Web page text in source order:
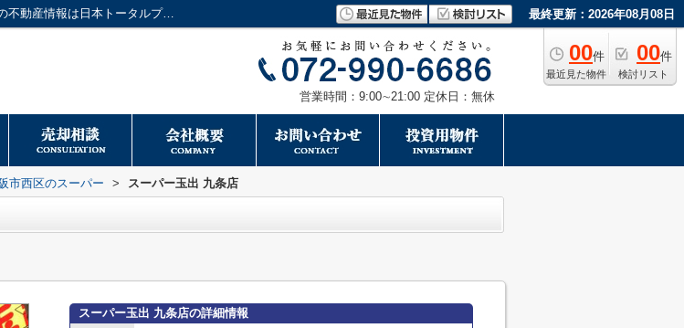
スーパー玉出 九条店情報ページ｜大阪市のマンションや戸建てなどの不動産情報は日本トータルプロデュースへ 最終更新：2026年08月08日
00件
最近見た物件
00件
検討リスト
営業時間：9:00∼21:00 定休日：無休
市西区のスーパー > スーパー玉出 九条店
スーパー玉出 九条店の詳細情報